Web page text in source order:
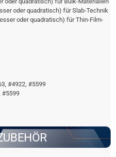
oder quadratisch) für Slab-Technik
oder quadratisch) für Thin-Film-
#4922, #5599
#5599